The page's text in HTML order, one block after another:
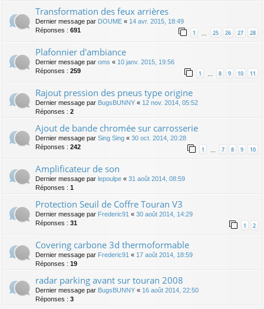
Transformation des feux arrières
Dernier message par DOUME « 14 avr. 2015, 18:49
Réponses : 691 1 25 26 27 28
Plafonnier d'ambiance
Dernier message par oms « 10 janv. 2015, 19:56
Réponses : 259 1 … 8 9 10 11
Rajout pression des pneus type origine
Dernier message par BugsBUNNY « 12 nov. 2014, 05:52
Réponses : 2
Ajout de bande chromée sur carrosserie
Dernier message par Sing Sing « 30 oct. 2014, 20:28
Réponses : 242 1 … 7 8 9 10
Amplificateur de son
Dernier message par lepoulpe « 31 août 2014, 08:59
Réponses : 1
Protection Seuil de Coffre Touran V3
Dernier message par Frederic91 « 30 août 2014, 14:29
Réponses : 31 1 2
Covering carbone 3d thermoformable
Dernier message par Frederic91 « 17 août 2014, 18:59
Réponses : 19
radar parking avant sur touran 2008
Dernier message par BugsBUNNY « 16 août 2014, 22:50
Réponses : 3